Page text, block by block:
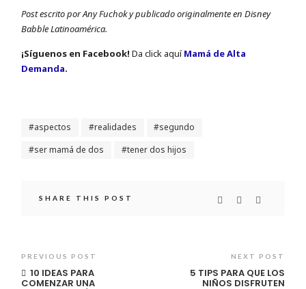
Post escrito por Any Fuchok y publicado originalmente en Disney
Babble Latinoamérica.
¡Sí­guenos en Facebook! Da click aquíMamá de Alta
Demanda.
aspectos realidades
segundo
ser mamá de dos
tener dos hijos
SHARE THIS POST
PREVIOUS POST
10 IDEAS PARA
COMENZAR UNA
NEXT POST
5 TIPS PARA QUE LOS
NIÑOS DISFRUTEN